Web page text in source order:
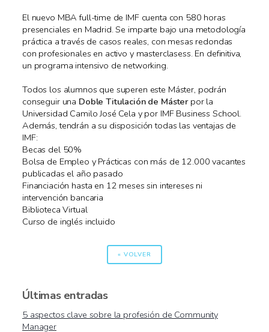
El nuevo MBA full-time de IMF cuenta con 580 horas
presenciales en Madrid. Se imparte bajo una metodología
práctica a través de casos reales, con mesas redondas
con profesionales en activo y masterclasess. En definitiva,
un programa intensivo de networking.
Todos los alumnos que superen este Máster, podrán
conseguir una Doble Titulación de Másterpor la
Universidad Camilo José Cela y por IMF Business School.
Además, tendrán a su disposición todas las ventajas de
IMF:
Becas del 50%
Bolsa de Empleo y Prácticas con más de 12.000 vacantes
publicadas el año pasado
Financiación hasta en 12 meses sin intereses ni
intervención bancaria
Biblioteca Virtual
Curso de inglés incluido
« VOLVER
Últimas entradas
5 aspectos clave sobre la profesión de Community
Manager